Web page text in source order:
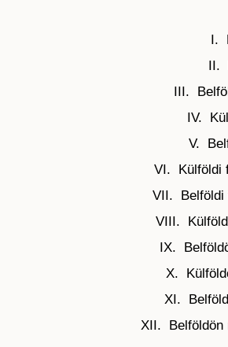
I.
II.
III.
IV.
V.
VI. Külföldi
VII. Belföldi
VIII.
IX.
X.
XI.
XII. Belföldön